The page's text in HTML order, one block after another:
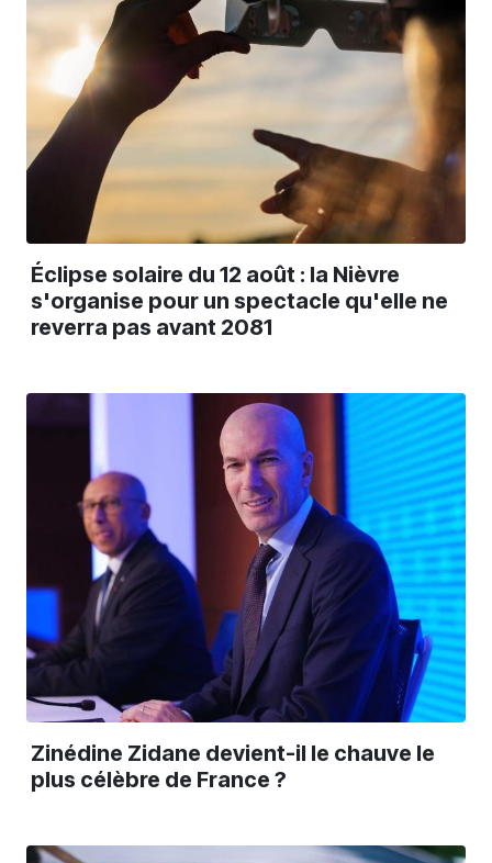
Éclipse solaire du 12 août : la Nièvre
s'organise pour un spectacle qu'elle ne
reverra pas avant 2081
Zinédine Zidane devient-il le chauve le
plus célèbre de France ?